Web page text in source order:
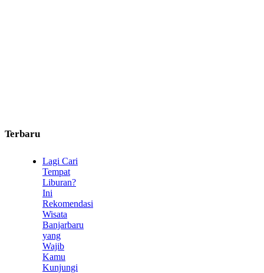
Terbaru
Lagi Cari
Tempat
Liburan?
Ini
Rekomendasi
Wisata
Banjarbaru
yang
Wajib
Kamu
Kunjungi